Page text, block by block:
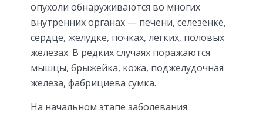
опухоли обнаруживаются во многих
внутренних органах — печени, селезёнке,
сердце, желудке, почках, лёгких, половых
железах. В редких случаях поражаются
мышцы, брыжейка, кожа, поджелудочная
железа, фабрициева сумка.
На начальном этапе заболевания